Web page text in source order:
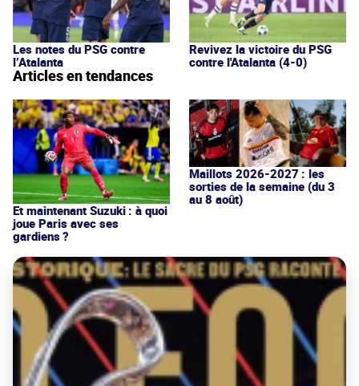
Les notes du PSG contre
l’Atalanta
Revivez la victoire du PSG
contre l'Atalanta (4-0)
Articles en tendances
Et maintenant Suzuki : à quoi
joue Paris avec ses
gardiens ?
Maillots 2026-2027 : les
sorties de la semaine (du 3
au 8 août)